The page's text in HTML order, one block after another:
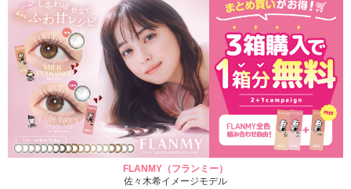
FLANMY（フランミー）
佐々木希イメージモデル